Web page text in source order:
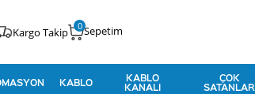
Kargo Takip Sepetim
0
KABLO KABLO
KANALI
ÇOK
SATANLAR